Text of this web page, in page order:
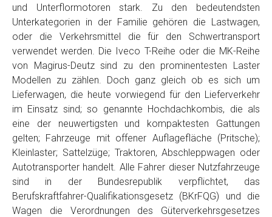
PLZ und Ort
Foto Nr. 1
Foto Nr. 2
Foto Nr. 3
Sonstiges
und Unterflormotoren stark. Zu den bedeutendsten
Unterkategorien in der Familie gehören die Lastwagen,
oder die Verkehrsmittel die für den Schwertransport
verwendet werden. Die Iveco T-Reihe oder die MK-Reihe
von Magirus-Deutz sind zu den prominentesten Laster
Modellen zu zählen. Doch ganz gleich ob es sich um
Lieferwagen, die heute vorwiegend für den Lieferverkehr
im Einsatz sind; so genannte Hochdachkombis, die als
eine der neuwertigsten und kompaktesten Gattungen
gelten; Fahrzeuge mit offener Auflagefläche (Pritsche);
Kleinlaster; Sattelzüge; Traktoren, Abschleppwagen oder
Autotransporter handelt. Alle Fahrer dieser Nutzfahrzeuge
sind in der Bundesrepublik verpflichtet, das
Berufskraftfahrer-Qualifikationsgesetz (BKrFQG) und die
Wagen die Verordnungen des Güterverkehrsgesetzes